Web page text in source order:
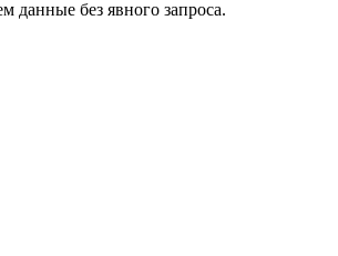
данные без явного запроса.